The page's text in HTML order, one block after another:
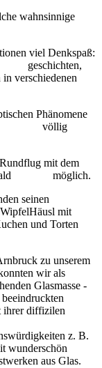
wahnsinnige
viel Denkspaß:
geschichten,
verschiedenen
Phänomene
alles völlig
mit dem
Wald möglich.
seinen
mit
und Torten
zu unserem
wir als
Glasmasse -
ihrer diffizilen
z. B.
wunderschön
aus Glas.